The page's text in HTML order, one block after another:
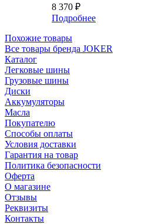
8 370 ₽
Подробнее
Похожие товары
Все товары бренда JOKER
Каталог
Легковые шины
Грузовые шины
Диски
Аккумуляторы
Масла
Покупателю
Способы оплаты
Условия доставки
Гарантия на товар
Политика безопасности
Оферта
О магазине
Отзывы
Реквизиты
Контакты